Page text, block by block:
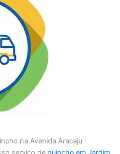
na Avenida Aracaju